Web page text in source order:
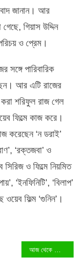
জানান। আর
গিয়াস উদ্দিন
ও প্রেম।
পারিবারিক
আর এটি রাজের
করা শরিফুল রাজ গেল
ফিল্মে কাজ করে।
করেছেন ‘ন ডরাই’
‘রক্তজবা’ ও
সিরিজ ও ফিল্মে নিয়মিত
‘ইনফিনিটি’, ‘বিলাপ’
ফিল্ম ‘গুনিন’।